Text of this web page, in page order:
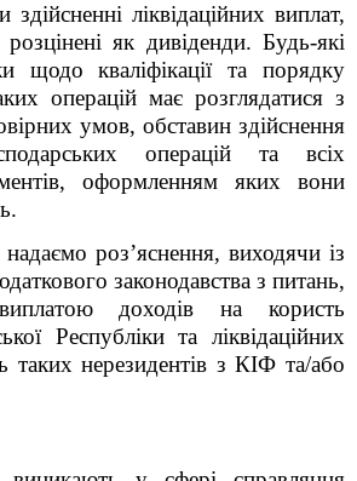
ліквідаційних виплат,
як дивіденди. Будь-які
щодо кваліфікації та порядку
операцій має розглядатися з
умов, обставин здійснення
операцій та всіх
оформленням яких вони
роз’яснення, виходячи із
законодавства з питань,
доходів на користь
Республіки та ліквідаційних
таких нерезидентів з КІФ та/або